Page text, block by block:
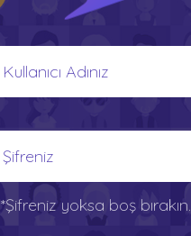
*Şifreniz yoksa boş bırakın.